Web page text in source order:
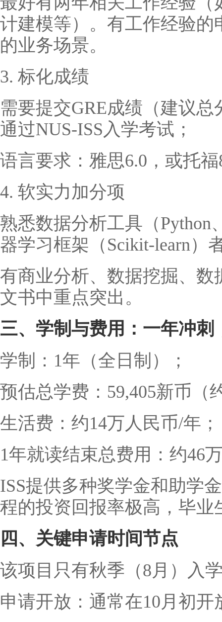
计建模等）。有工作经验
的业务场景。
3. 标化成绩
需要提交GRE成绩（建议
通过NUS-ISS入学考试；
语言要求：雅思6.0，或托福
4. 软实力加分项
熟悉数据分析工具（Python
器学习框架（Scikit-learn）
有商业分析、数据挖掘、
文书中重点突出。
三、学制与费用：一年冲刺
学制：1年（全日制）；
预估总学费：59,405新币（
生活费：约14万人民币/年；
1年就读结束总费用：约46
ISS提供多种奖学金和助学
程的投资回报率极高，毕业
四、关键申请时间节点
该项目只有秋季（8月）入
申请开放：通常在10月初开